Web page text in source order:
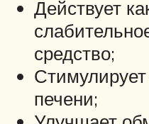
Действует
средство;
печени;